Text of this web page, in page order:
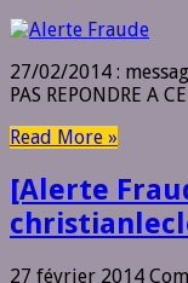
27/02/2014 :
PAS REPONDRE A
Read More »
[Alerte
27 février 2014